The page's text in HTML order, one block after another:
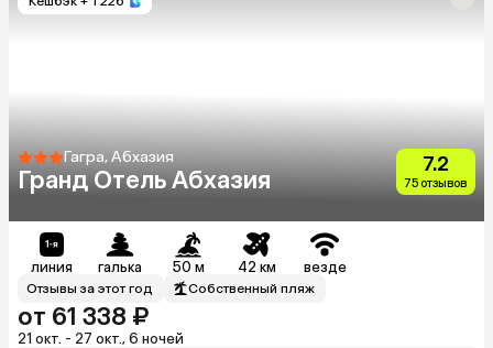
Гагра, Абхазия
Гранд Отель Абхазия
7.2
75 отзывов
линия галька 50 м 42 км везде
Отзывы за этот год Собственный пляж
от 61 338 ₽
21 окт. - 27 окт., 6 ночей